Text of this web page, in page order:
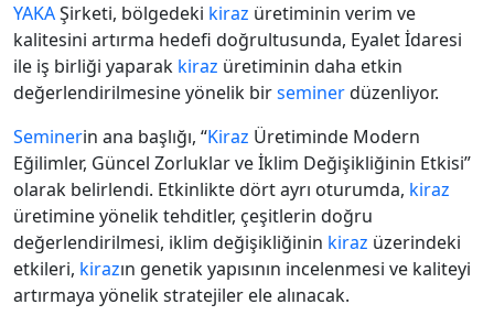
YAKAŞirketi, bölgedeki kiraz üretiminin verim ve
kalitesini artırma hedefi doğrultusunda, Eyalet İdaresi
ile iş birliği yaparak kiraz üretiminin daha etkin
değerlendirilmesine yönelik birseminerdüzenliyor.
Seminerin ana başlığı, “Kiraz Üretiminde Modern
Eğilimler, Güncel Zorluklar ve İklim Değişikliğinin Etkisi”
olarak belirlendi. Etkinlikte dört ayrı oturumda, kiraz
üretimine yönelik tehditler, çeşitlerin doğru
değerlendirilmesi, iklim değişikliğinin kiraz üzerindeki
etkileri, kirazın genetik yapısının incelenmesi ve kaliteyi
artırmaya yönelik stratejiler ele alınacak.